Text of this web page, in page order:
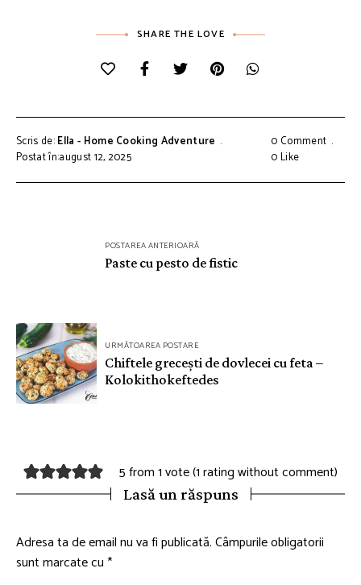
SHARE THE LOVE
Scris de:Ella - Home Cooking Adventure
Postat în:august 12, 2025
0 Comment
0Like
POSTAREA ANTERIOARĂ
Paste cu pesto de fistic
URMĂTOAREA POSTARE
Chiftele grecești de dovlecei cu feta –
Kolokithokeftedes
5 from 1 vote (1 rating without comment)
Lasă un răspuns
Adresa ta de email nu va fi publicată.Câmpurile obligatorii
sunt marcate cu*